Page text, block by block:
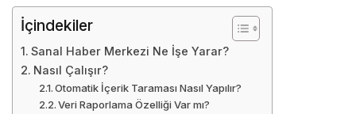
İçindekiler
Sanal Haber Merkezi Ne İşe Yarar?
Nasıl Çalışır?
Otomatik İçerik Taraması Nasıl Yapılır?
Veri Raporlama Özelliği Var mı?